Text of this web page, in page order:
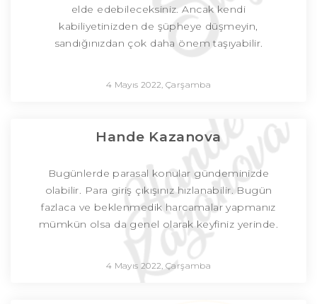
elde edebileceksiniz. Ancak kendi
kabiliyetinizden de şüpheye düşmeyin,
sandığınızdan çok daha önem taşıyabilir.
4 Mayıs 2022, Çarşamba
Hande Kazanova
Bugünlerde parasal konular gündeminizde
olabilir. Para giriş çıkışınız hızlanabilir. Bugün
fazlaca ve beklenmedik harcamalar yapmanız
mümkün olsa da genel olarak keyfiniz yerinde.
4 Mayıs 2022, Çarşamba